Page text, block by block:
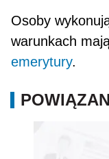
Osoby
warun­kach
emerytury.